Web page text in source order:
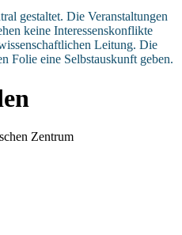
gestaltet. Die Veranstaltungen
keine Interessenskonflikte
Leitung. Die
Folie eine Selbstauskunft geben.